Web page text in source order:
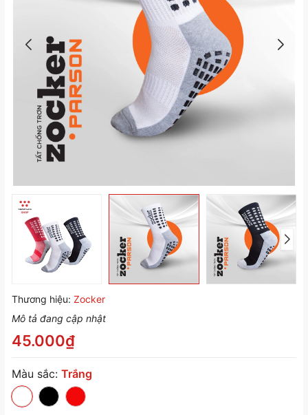
Thương hiệu: Zocker
Mô tả đang cập nhật
45.000₫
Màu sắc: Trắng